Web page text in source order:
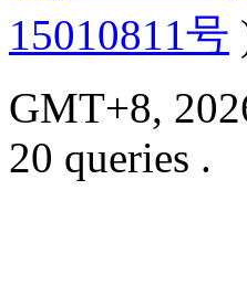
15010811号
GMT+8,
20 queries .